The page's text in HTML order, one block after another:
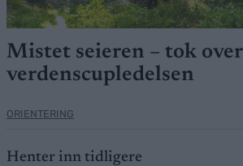
Mistet seieren – tok over
verdenscupledelsen
ORIENTERING
Henter inn tidligere